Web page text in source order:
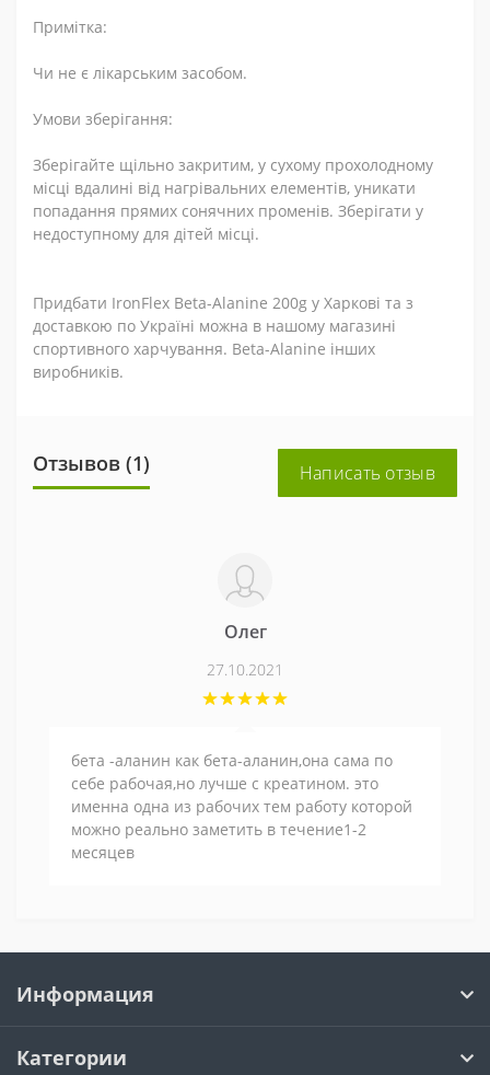
Примітка:
Чи не є лікарським засобом.
Умови зберігання:
Зберігайте щільно закритим, у сухому прохолодному
місці вдалині від нагрівальних елементів, уникати
попадання прямих сонячних променів. Зберігати у
недоступному для дітей місці.
Придбати IronFlex Beta-Alanine 200g у Харкові та з
доставкою по Україні можна в нашому магазині
спортивного харчування. Beta-Alanine інших
виробників.
Отзывов (1) Написать отзыв
Олег
27.10.2021
бета -аланин как бета-аланин,она сама по
себе рабочая,но лучше с креатином. это
именна одна из рабочих тем работу которой
можно реально заметить в течение1-2
месяцев
Информация
Категории